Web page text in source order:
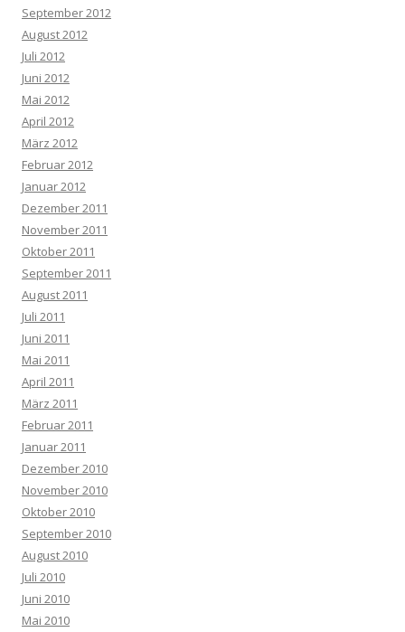
September 2012
August 2012
Juli 2012
Juni 2012
Mai 2012
April 2012
März 2012
Februar 2012
Januar 2012
Dezember 2011
November 2011
Oktober 2011
September 2011
August 2011
Juli 2011
Juni 2011
Mai 2011
April 2011
März 2011
Februar 2011
Januar 2011
Dezember 2010
November 2010
Oktober 2010
September 2010
August 2010
Juli 2010
Juni 2010
Mai 2010